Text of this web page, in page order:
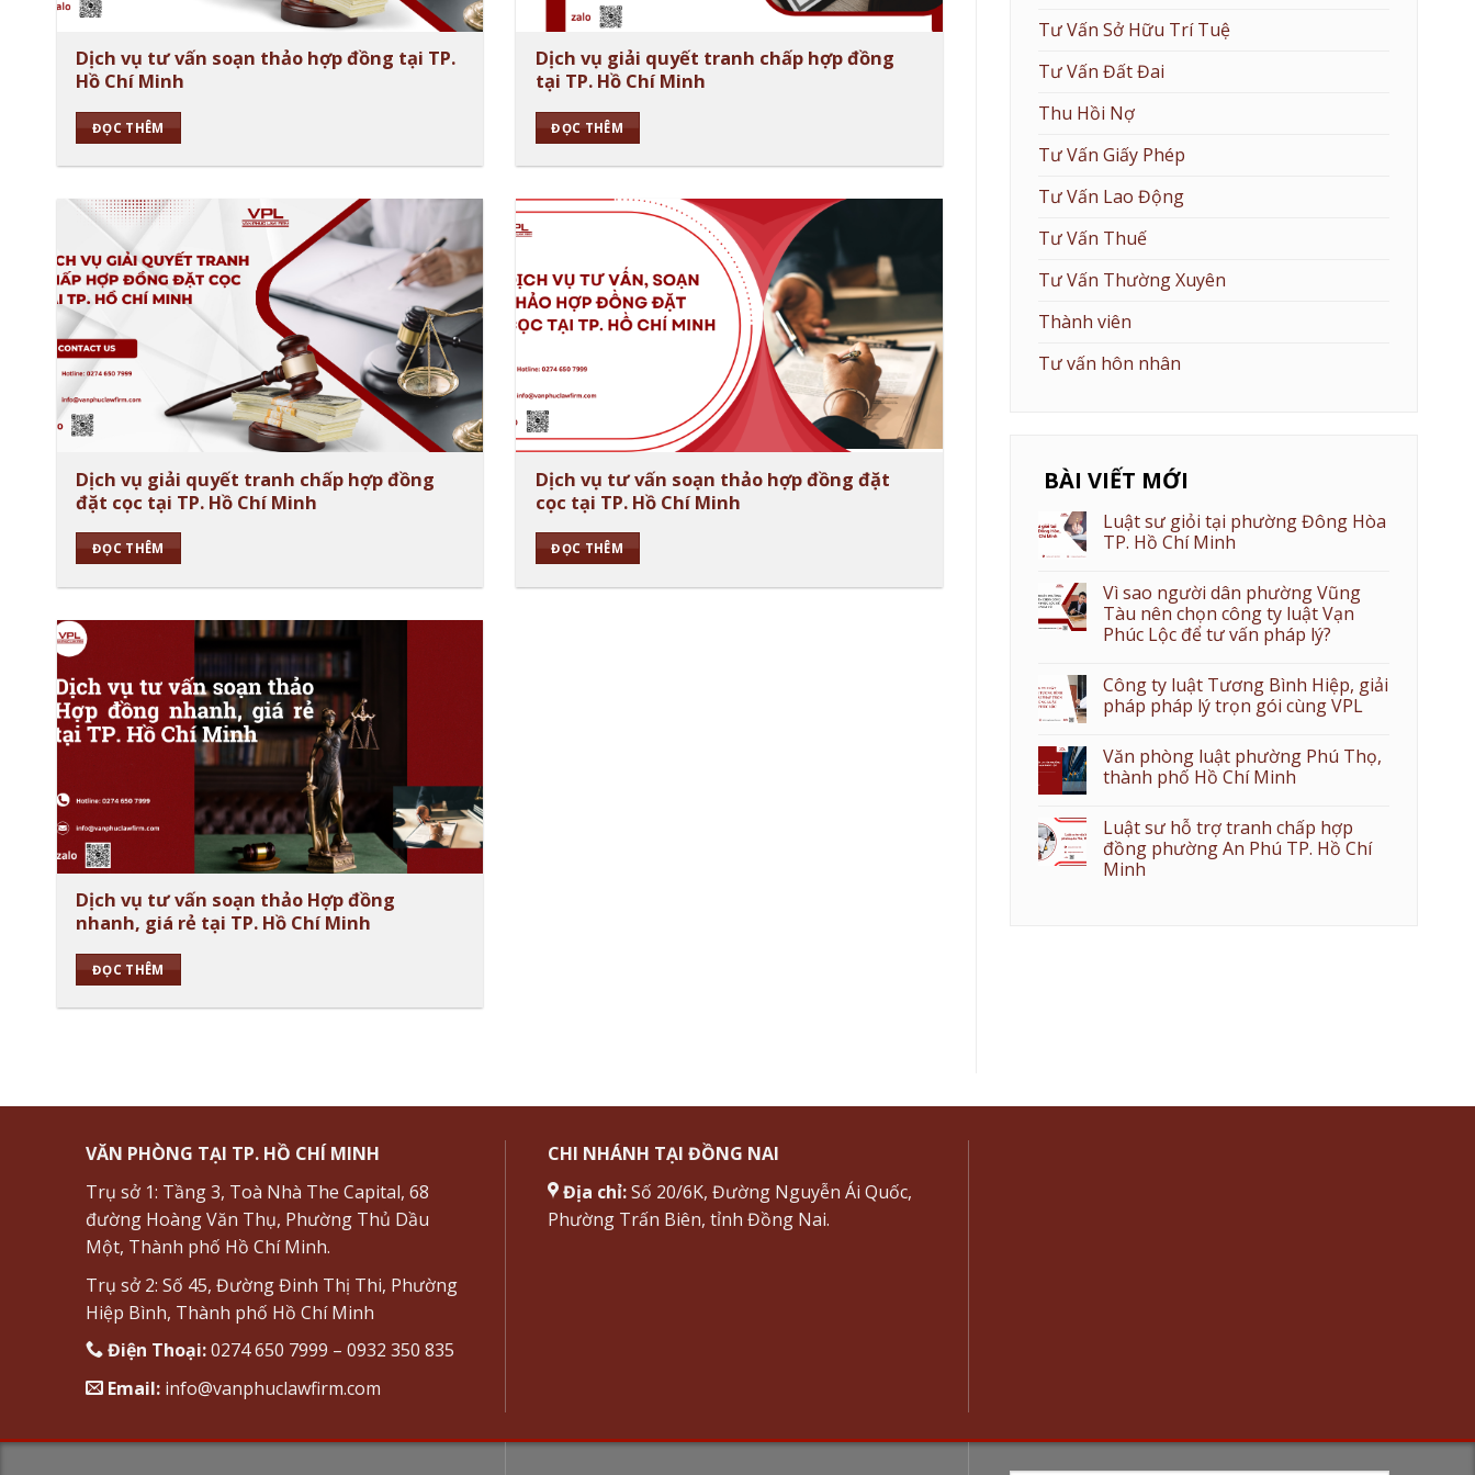
Dịch vụ tư vấn soạn thảo hợp đồng tại TP.
Hồ Chí Minh
ĐỌC THÊM
Dịch vụ giải quyết tranh chấp hợp đồng
tại TP. Hồ Chí Minh
ĐỌC THÊM
Dịch vụ giải quyết tranh chấp hợp đồng
đặt cọc tại TP. Hồ Chí Minh
ĐỌC THÊM
Dịch vụ tư vấn soạn thảo hợp đồng đặt
cọc tại TP. Hồ Chí Minh
ĐỌC THÊM
Dịch vụ tư vấn soạn thảo Hợp đồng
nhanh, giá rẻ tại TP. Hồ Chí Minh
ĐỌC THÊM
Tư Vấn Sở Hữu Trí Tuệ
Tư Vấn Đất Đai
Thu Hồi Nợ
Tư Vấn Giấy Phép
Tư Vấn Lao Động
Tư Vấn Thuế
Tư Vấn Thường Xuyên
Thành viên
Tư vấn hôn nhân
BÀI VIẾT MỚI
Luật sư giỏi tại phường Đông Hòa
TP. Hồ Chí Minh
Vì sao người dân phường Vũng
Tàu nên chọn công ty luật Vạn
Phúc Lộc để tư vấn pháp lý?
Công ty luật Tương Bình Hiệp, giải
pháp pháp lý trọn gói cùng VPL
Văn phòng luật phường Phú Thọ,
thành phố Hồ Chí Minh
Luật sư hỗ trợ tranh chấp hợp
đồng phường An Phú TP. Hồ Chí
Minh
VĂN PHÒNG TẠI TP. HỒ CHÍ MINH
Trụ sở 1: Tầng 3, Toà Nhà The Capital, 68
đường Hoàng Văn Thụ, Phường Thủ Dầu
Một, Thành phố Hồ Chí Minh.
Trụ sở 2: Số 45, Đường Đinh Thị Thi, Phường
Hiệp Bình, Thành phố Hồ Chí Minh
Điện Thoại:0274 650 7999 – 0932 350 835
Email: info@vanphuclawfirm.com
CHI NHÁNH TẠI ĐỒNG NAI
Địa chỉ:Số 20/6K, Đường Nguyễn Ái Quốc,
Phường Trấn Biên, tỉnh Đồng Nai.